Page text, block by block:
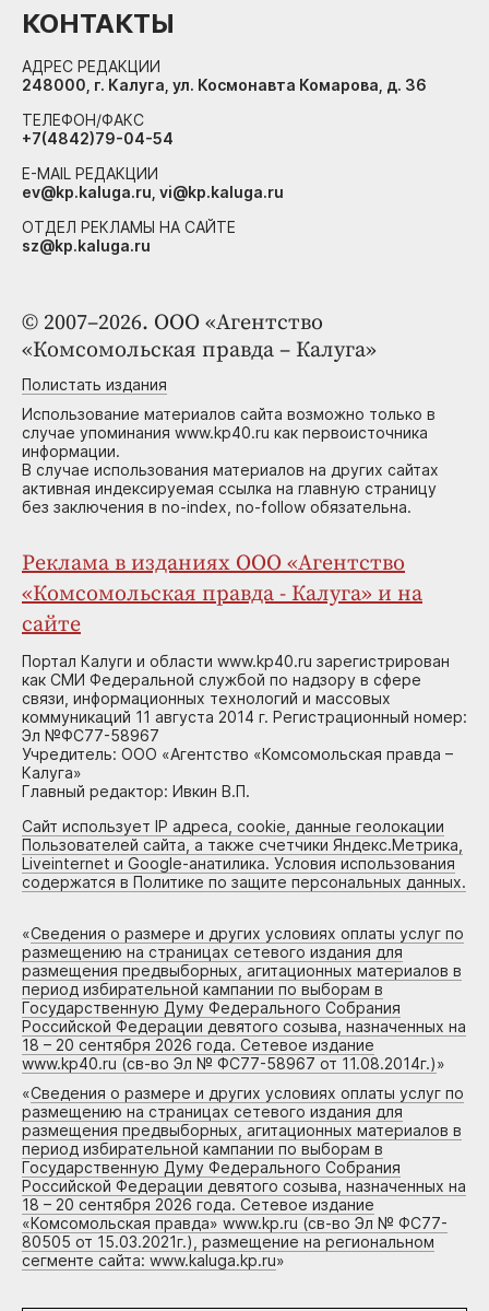
© 2007–2026. ООО «Агентство
«Комсомольская правда – Калуга»
Полистать издания
Использование материалов сайта возможно только в
случае упоминания www.kp40.ru как первоисточника
информации.
В случае использования материалов на других сайтах
активная индексируемая ссылка на главную страницу
без заключения в no-index, no-follow обязательна.
Реклама в изданиях ООО «Агентство
«Комсомольская правда - Калуга» и на
сайте
Портал Калуги и области www.kp40.ru зарегистрирован
как СМИ Федеральной службой по надзору в сфере
связи, информационных технологий и массовых
коммуникаций 11 августа 2014 г. Регистрационный номер:
Эл №ФС77-58967
Учредитель: ООО «Агентство «Комсомольская правда –
Калуга»
Главный редактор: Ивкин В.П.
Сайт использует IP адреса, cookie, данные геолокации
Пользователей сайта, а также счетчики Яндекс.Метрика,
Liveinternet и Google-анатилика. Условия использования
содержатся в Политике по защите персональных данных.
«Сведения о размере и других условиях оплаты услуг по
размещению на страницах сетевого издания для
размещения предвыборных, агитационных материалов в
период избирательной кампании по выборам в
Государственную Думу Федерального Собрания
Российской Федерации девятого созыва, назначенных на
18 – 20 сентября 2026 года. Сетевое издание
www.kp40.ru (св-во Эл № ФС77-58967 от 11.08.2014г.)»
«Сведения о размере и других условиях оплаты услуг по
размещению на страницах сетевого издания для
размещения предвыборных, агитационных материалов в
период избирательной кампании по выборам в
Государственную Думу Федерального Собрания
Российской Федерации девятого созыва, назначенных на
18 – 20 сентября 2026 года. Сетевое издание
«Комсомольская правда» www.kp.ru (св-во Эл № ФС77-
80505 от 15.03.2021г.), размещение на региональном
сегменте сайта: www.kaluga.kp.ru»
КОНТАКТЫ
АДРЕС РЕДАКЦИИ
248000, г. Калуга, ул. Космонавта Комарова, д. 36
ТЕЛЕФОН/ФАКС
+7(4842)79-04-54
E-MAIL РЕДАКЦИИ
ev@kp.kaluga.ru, vi@kp.kaluga.ru
ОТДЕЛ РЕКЛАМЫ НА САЙТЕ
sz@kp.kaluga.ru